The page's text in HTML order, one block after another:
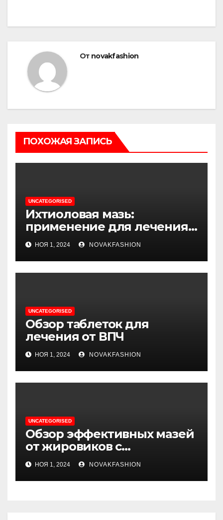
От novakfashion
ПОХОЖАЯ ЗАПИСЬ
UNCATEGORISED
Ихтиоловая мазь:
применение для лечения
фурункулов
НОЯ 1, 2024 NOVAKFASHION
UNCATEGORISED
Обзор таблеток для
лечения от ВПЧ
НОЯ 1, 2024 NOVAKFASHION
UNCATEGORISED
Обзор эффективных мазей
от жировиков с
рассасывающим эффектом
НОЯ 1, 2024 NOVAKFASHION